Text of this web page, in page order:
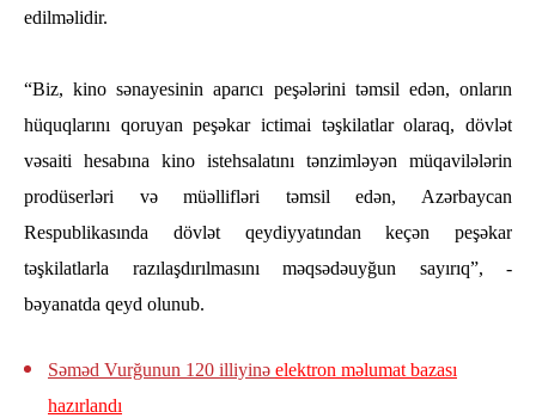
edilməlidir.
“Biz, kino sənayesinin aparıcı peşələrini təmsil edən, onların
hüquqlarını qoruyan peşəkar ictimai təşkilatlar olaraq, dövlət
vəsaiti hesabına kino istehsalatını tənzimləyən müqavilələrin
prodüserləri və müəllifləri təmsil edən, Azərbaycan
Respublikasında dövlət qeydiyyatından keçən peşəkar
təşkilatlarla razılaşdırılmasını məqsədəuyğun sayırıq”, -
bəyanatda qeyd olunub.
Səməd Vurğunun 120 illiyinə elektron məlumat bazası
hazırlandı